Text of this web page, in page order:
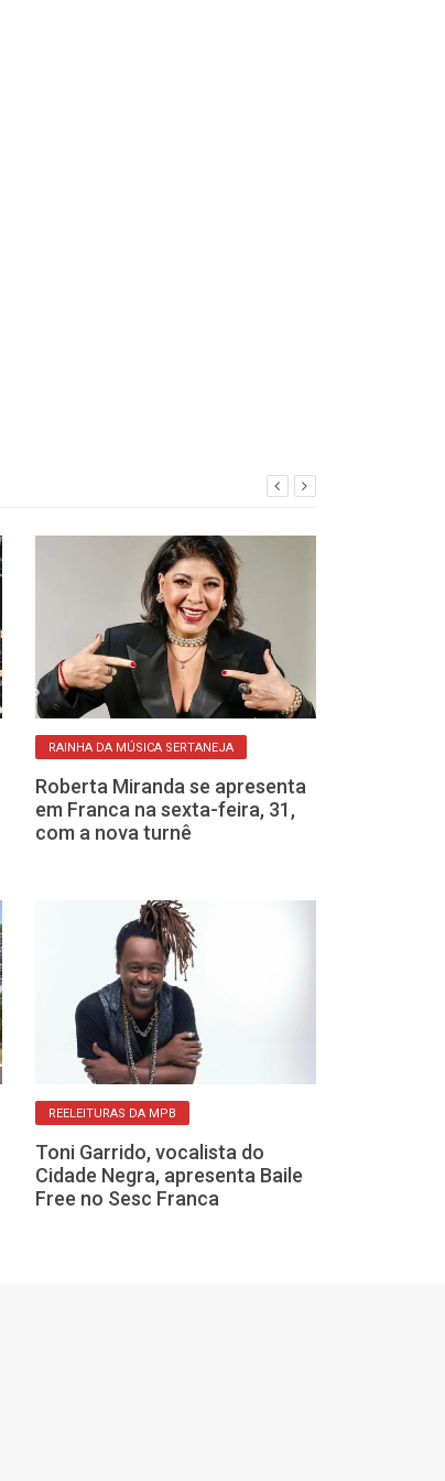
RAINHA DA MÚSICA SERTANEJA
Roberta Miranda se apresenta
em Franca na sexta-feira, 31,
com a nova turnê
REELEITURAS DA MPB
Toni Garrido, vocalista do
Cidade Negra, apresenta Baile
Free no Sesc Franca